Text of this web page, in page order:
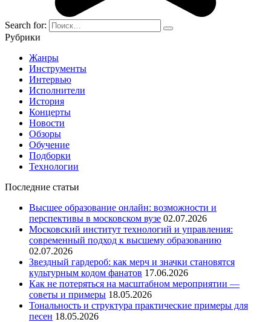
Search for:
Рубрики
Жанры
Инструменты
Интервью
Исполнители
История
Концерты
Новости
Обзоры
Обучение
Подборки
Технологии
Последние статьи
Высшее образование онлайн: возможности и
перспективы в московском вузе 02.07.2026
Московский институт технологий и управления:
современный подход к высшему образованию
02.07.2026
Звездный гардероб: как мерч и значки становятся
культурным кодом фанатов 17.06.2026
Как не потеряться на масштабном мероприятии —
советы и примеры 18.05.2026
Тональность и структура практические примеры для
песен 18.05.2026